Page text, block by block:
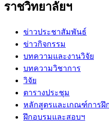
ราชวิทยาลัยฯ
ข่าวประชาสัมพันธ์
ข่าวกิจกรรม
บทความและงานวิจัย
บทความวิชาการ
วิจัย
ตารางประชุม
หลักสูตรและเกณฑ์การฝึ
ฝึกอบรมและสอบฯ